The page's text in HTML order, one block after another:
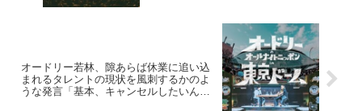
オードリー若林、隙あらば休業に追い込
まれるタレントの現状を風刺するかのよ
うな発言「基本、キャンセルしたいんだ